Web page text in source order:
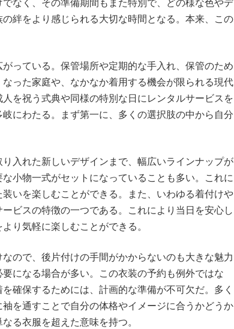
なく、その準備期間もまた特別で、どの様な色やデ
絆をより感じられる大切な時間となる。本来、この
っている。保管場所や定期的な手入れ、保管のため
った家庭や、なかなか着用する機会が限られる現代
を祝う式典や同様の特別な日にレンタルサービスを
にわたる。まず第一に、多くの選択肢の中から自分
入れた新しいデザインまで、幅広いラインナップが
小物一式がセットになっていることも多い。これに
いを楽しむことができる。また、いわゆる着付けや
ビスの特徴の一つである。これにより当日を安心し
り気軽に楽しむことができる。
ので、後片付けの手間がかからないのも大きな魅力
になる場合が多い。この衣装の予約も例外ではな
確保するためには、計画的な準備が不可欠だ。多く
を通すことで自分の体格やイメージに合うかどうか
る衣服を超えた意味を持つ。